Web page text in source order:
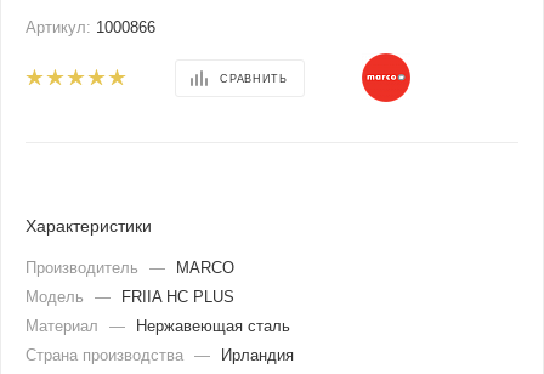
Артикул: 1000866
СРАВНИТЬ
Характеристики
Производитель —
MARCO
Модель
—
FRIIA НС PLUS
Материал
—
Нержавеющая сталь
Страна производства —
Ирландия